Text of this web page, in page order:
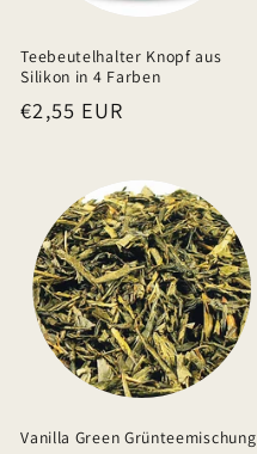
Teebeutelhalter Knopf aus
Silikon in 4 Farben
Normaler
€2,55 EUR
Vanilla Green Grünteemischung